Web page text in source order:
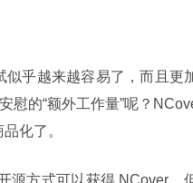
似乎越来越容易了，而且更
慰的“额外工作量”呢？
化了。
源方式可以获得 NCover，